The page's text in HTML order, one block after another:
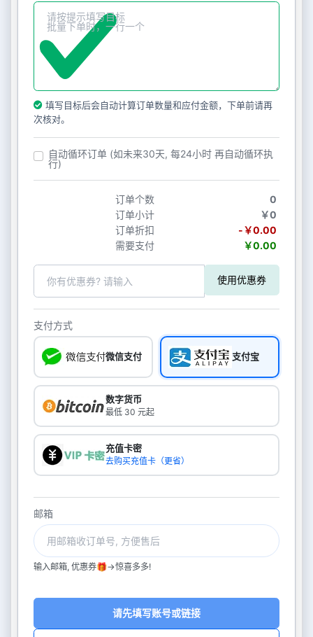
填写目标后会自动计算订单数量和应付金额，下单前请再
次核对。
自动循环订单 (如未来30天, 每24小时 再自动循环执
行)
订单个数
0
订单小计
￥0
订单折扣
-￥0.00
需要支付
￥0.00
使用优惠券
支付方式
微信支付 支付宝
数字货币
最低 30 元起
充值卡密
去购买充值卡（更省）
邮箱
输入邮箱, 优惠券🎁->惊喜多多!
请先填写账号或链接